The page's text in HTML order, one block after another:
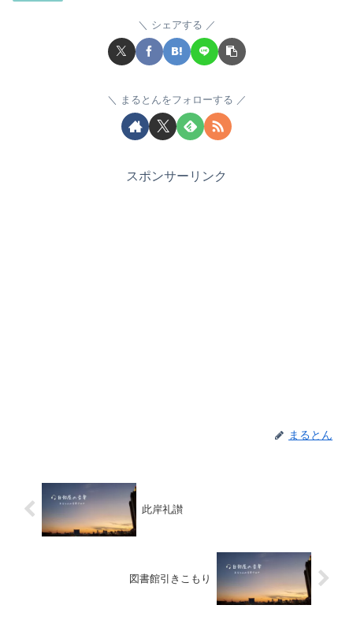
シェアする
まるとんをフォローする
スポンサーリンク
まるとん
此岸礼讃
図書館引きこもり